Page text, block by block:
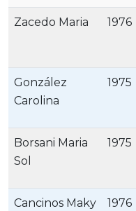
Zacedo Maria 1976
González
Carolina
1975
Borsani Maria
Sol
1975
Cancinos Maky 1976